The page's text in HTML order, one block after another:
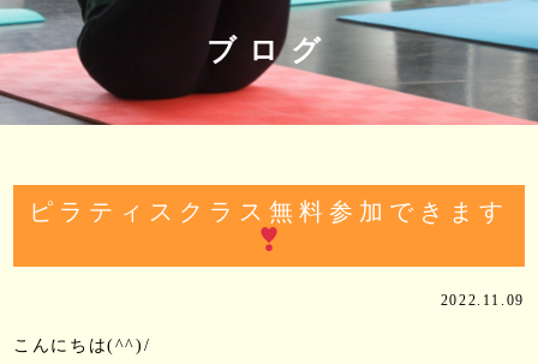
ブログ
ピラティスクラス無料参加できます
2022.11.09
こんにちは(^^)/